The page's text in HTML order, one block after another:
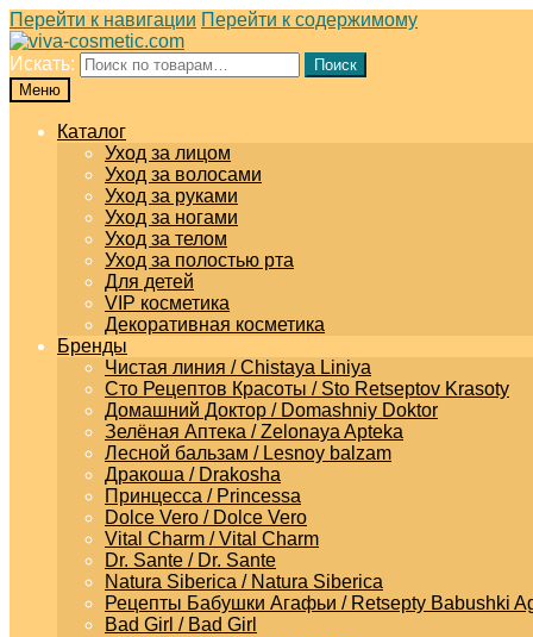
Перейти к навигации Перейти к содержимому
Искать:
Поиск
Меню
Каталог
Уход за лицом
Уход за волосами
Уход за руками
Уход за ногами
Уход за телом
Уход за полостью рта
Для детей
VIP косметика
Декоративная косметика
Бренды
Чистая линия / Chistaya Liniya
Сто Рецептов Красоты / Sto Retseptov Krasoty
Домашний Доктор / Domashniy Doktor
Зелёная Аптека / Zelonaya Apteka
Лесной бальзам / Lesnoy balzam
Дракоша / Drakosha
Принцесса / Princessa
Dolce Vero / Dolce Vero
Vital Charm / Vital Charm
Dr. Sante / Dr. Sante
Natura Siberica / Natura Siberica
Рецепты Бабушки Агафьи / Retsepty Babushki
Bad Girl / Bad Girl